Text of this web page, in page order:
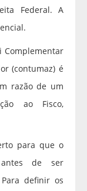
Federal. A
Complementar
(contumaz) é
razão de um
ao Fisco,
para que o
de ser
definir os